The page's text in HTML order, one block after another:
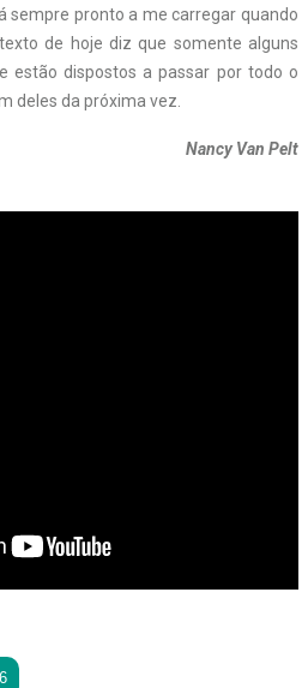
sempre pronto a me carregar quando
de hoje diz que somente alguns
estão dispostos a passar por todo o
deles da próxima vez.
Nancy Van Pelt